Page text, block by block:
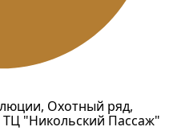
Охотный ряд,
"Никольский Пассаж"